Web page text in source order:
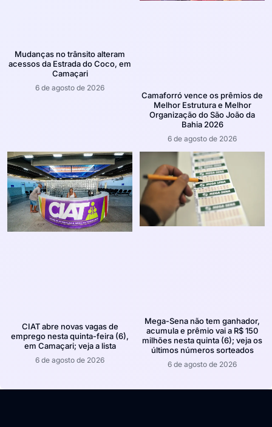
Mudanças no trânsito alteram
acessos da Estrada do Coco, em
Camaçari
6 de agosto de 2026
Camaforró vence os prêmios de
Melhor Estrutura e Melhor
Organização do São João da
Bahia 2026
6 de agosto de 2026
CIAT abre novas vagas de
emprego nesta quinta-feira (6),
em Camaçari; veja a lista
6 de agosto de 2026
Mega-Sena não tem ganhador,
acumula e prêmio vai a R$ 150
milhões nesta quinta (6); veja os
últimos números sorteados
6 de agosto de 2026